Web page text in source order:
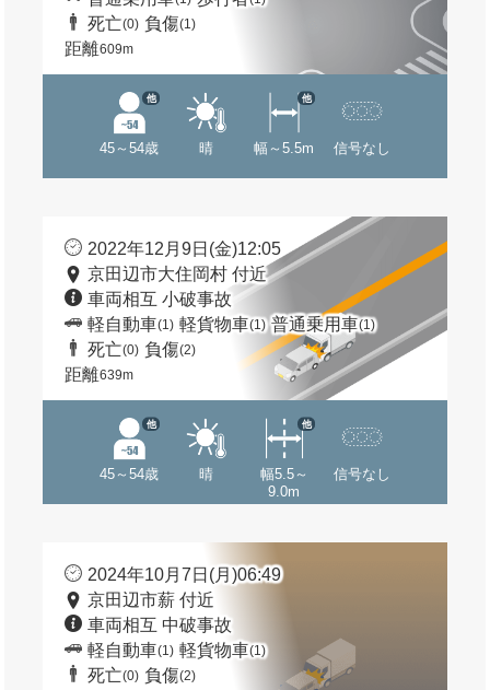
死亡(0) 負傷(1)
距離609m
45～54歳
他
晴 幅～5.5m
他
信号なし
2022年12月9日(金)12:05
京田辺市大住岡村 付近
車両相互 小破事故
軽自動車(1) 軽貨物車(1) 普通乗用車(1)
死亡(0) 負傷(2)
距離639m
45～54歳
他
晴
幅5.5～
9.0m
他
信号なし
2024年10月7日(月)06:49
京田辺市薪 付近
車両相互 中破事故
軽自動車(1) 軽貨物車(1)
死亡(0) 負傷(2)